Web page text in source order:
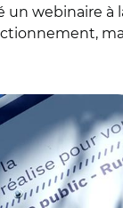
webinaire à